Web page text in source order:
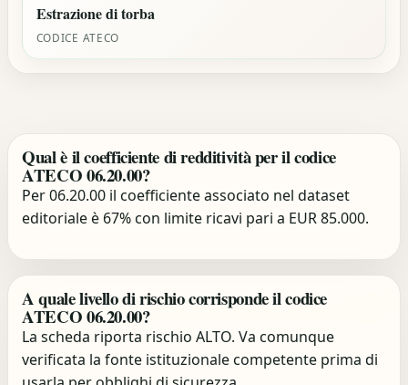
Estrazione di torba
CODICE ATECO
Qual è il coefficiente di redditività per il codice
ATECO 06.20.00?
Per 06.20.00 il coefficiente associato nel dataset
editoriale è 67% con limite ricavi pari a EUR 85.000.
A quale livello di rischio corrisponde il codice
ATECO 06.20.00?
La scheda riporta rischio ALTO. Va comunque
verificata la fonte istituzionale competente prima di